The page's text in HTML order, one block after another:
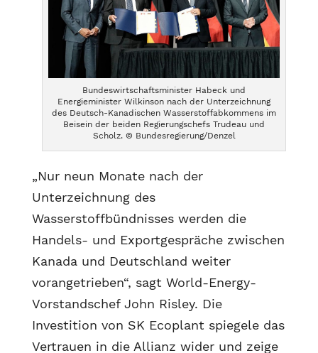
Bundeswirtschaftsminister Habeck und
Energieminister Wilkinson nach der Unterzeichnung
des Deutsch-Kanadischen Wasserstoffabkommens im
Beisein der beiden Regierungschefs Trudeau und
Scholz. © Bundesregierung/Denzel
„Nur neun Monate nach der
Unterzeichnung des
Wasserstoffbündnisses werden die
Handels- und Exportgespräche zwischen
Kanada und Deutschland weiter
vorangetrieben“, sagt World-Energy-
Vorstandschef John Risley. Die
Investition von SK Ecoplant spiegele das
Vertrauen in die Allianz wider und zeige